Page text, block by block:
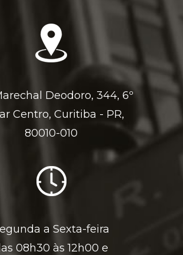
Deodoro, 344, 6º
Centro, Curitiba - PR,
80010-010
a Sexta-feira
08h30 às 12h00 e